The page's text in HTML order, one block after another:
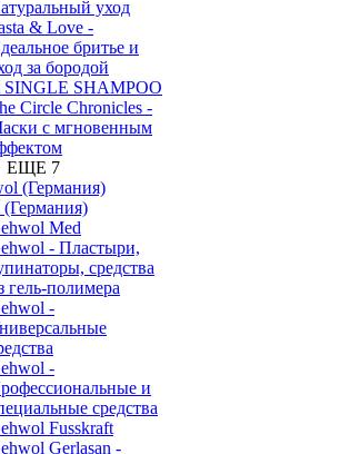
уход
& Love -
бритье и
за бородой
SINGLE SHAMPOO
Circle Chronicles -
с мгновенным
ЕЩЕ 7
Med
- Пластыри,
средства
гель-полимера
-
-
и
средства
Fusskraft
Gerlasan -